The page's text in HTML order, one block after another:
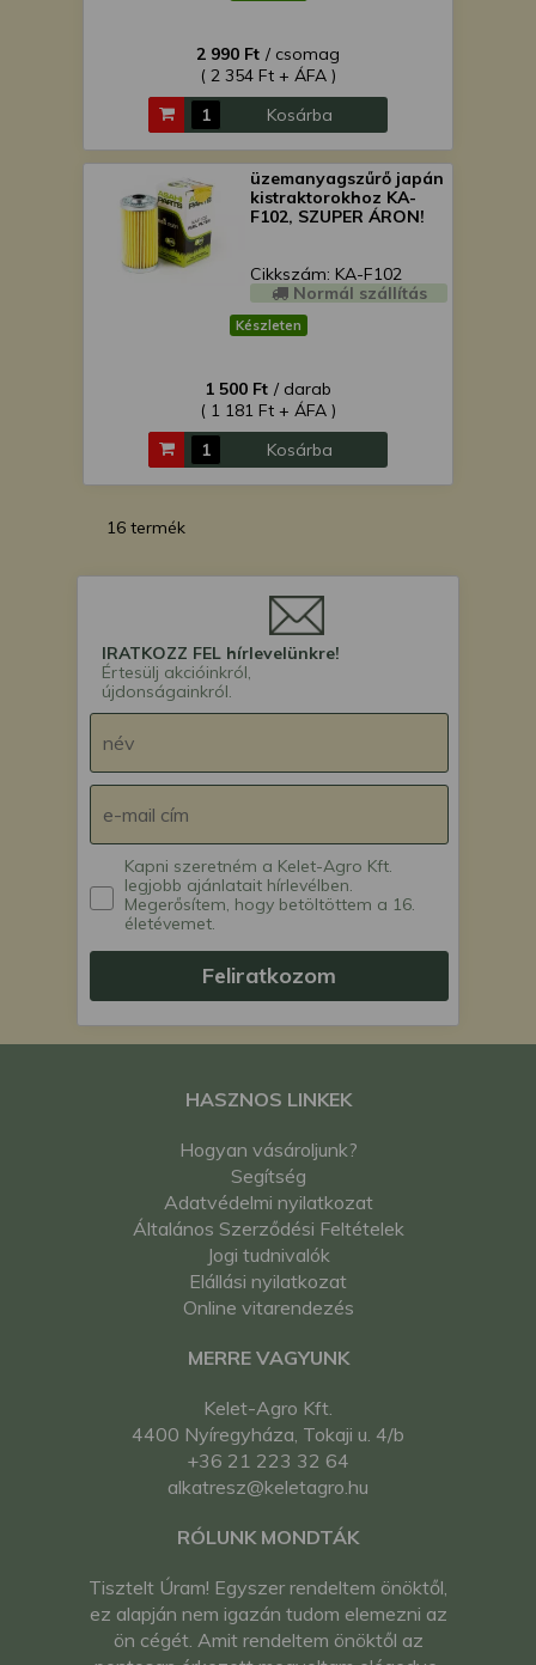
2 990 Ft / csomag
( 2 354 Ft + ÁFA )
Kosárba
üzemanyagszűrő japán
kistraktorokhoz KA-
F102, SZUPER ÁRON!
Cikkszám: KA-F102
Normál szállítás
Készleten
1 500 Ft / darab
( 1 181 Ft + ÁFA )
Kosárba
16 termék
IRATKOZZ FEL hírlevelünkre!
Értesülj akcióinkról,
újdonságainkról.
Kapni szeretném a Kelet-Agro Kft.
legjobb ajánlatait hírlevélben.
Megerősítem, hogy betöltöttem a 16.
életévemet.
Feliratkozom
HASZNOS LINKEK
Hogyan vásároljunk?
Segítség
Adatvédelmi nyilatkozat
Általános Szerződési Feltételek
Jogi tudnivalók
Elállási nyilatkozat
Online vitarendezés
MERRE VAGYUNK
Kelet-Agro Kft.
4400 Nyíregyháza, Tokaji u. 4/b
+36 21 223 32 64
alkatresz@keletagro.hu
RÓLUNK MONDTÁK
Tisztelt Úram! Egyszer rendeltem önöktől,
ez alapján nem igazán tudom elemezni az
ön cégét. Amit rendeltem önöktől az